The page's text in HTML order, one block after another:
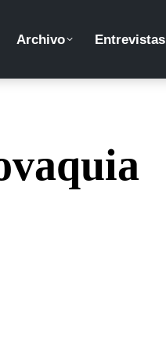
Archivo Entrevistas